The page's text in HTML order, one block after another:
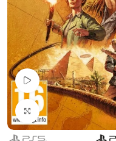
Pogledaj Video
Uvećaj sliku